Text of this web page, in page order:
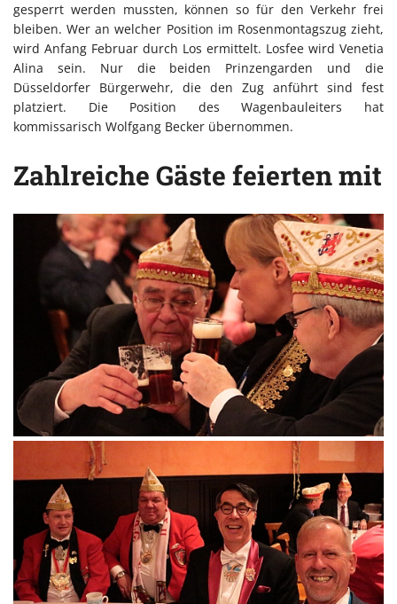
gesperrt werden mussten, können so für den Verkehr frei
bleiben. Wer an welcher Position im Rosenmontagszug zieht,
wird Anfang Februar durch Los ermittelt. Losfee wird Venetia
Alina sein. Nur die beiden Prinzengarden und die
Düsseldorfer Bürgerwehr, die den Zug anführt sind fest
platziert. Die Position des Wagenbauleiters hat
kommissarisch Wolfgang Becker übernommen.
Zahlreiche Gäste feierten mit